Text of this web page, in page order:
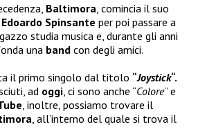
Baltimora , comincia il suo
Edoardo Spinsante per poi passare a
studia musica e, durante gli anni
una band con degli amici.
il primo singolo dal titolo “Joystick“.
ad oggi , ci sono anche “Colore” e
, inoltre, possiamo trovare il
, all’interno del quale si trova il